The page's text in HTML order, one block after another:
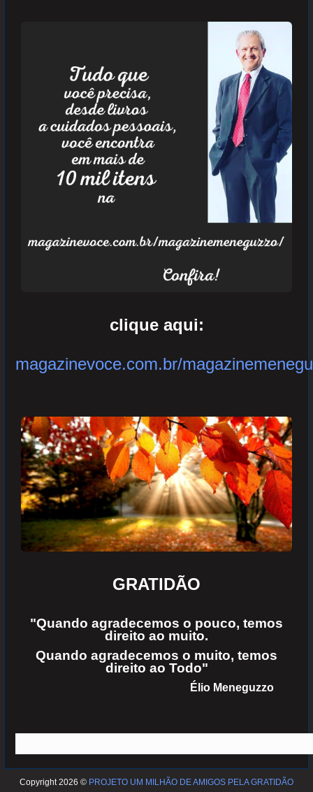
clique aqui:
magazinevoce.com.br/
GRATIDÃO
"Quando agradecemos o pouco, temos
direito ao muito.
Quando agradecemos o muito, temos
direito ao Todo"
Élio Meneguzzo
Copyright 2026 © PROJETO UM MILHÃO DE AMIGOS PELA GRATIDÃO